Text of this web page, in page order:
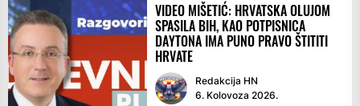
VIDEO MIŠETIĆ: HRVATSKA OLUJOM
SPASILA BIH, KAO POTPISNICA
DAYTONA IMA PUNO PRAVO ŠTITITI
HRVATE
Redakcija HN
6. Kolovoza 2026.